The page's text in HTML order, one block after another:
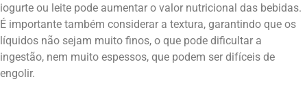
iogurte ou leite pode aumentar o valor nutricional das bebidas.
É importante também considerar a textura, garantindo que os
líquidos não sejam muito finos, o que pode dificultar a
ingestão, nem muito espessos, que podem ser difíceis de
engolir.